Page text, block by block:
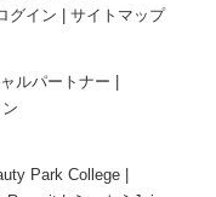
グイン サイトマップ
ルパートナー
Park College